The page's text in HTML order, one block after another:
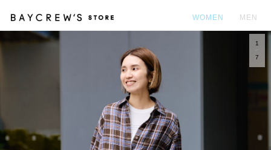
WOMEN MEN
1
7